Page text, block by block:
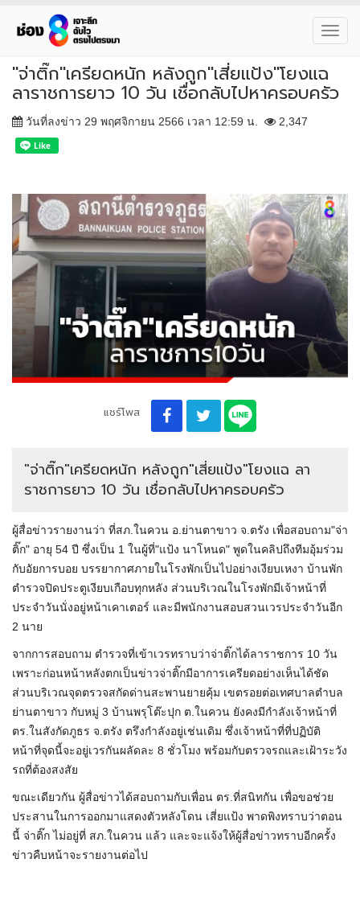
"จ่าติ๊ก"เครียดหนัก หลังถูก"เสี่ยแป้ง"โยงแฉ
ลาราชการยาว 10 วัน เชื่อกลับไปหาครอบครัว
วันที่ลงข่าว 29 พฤศจิกายน 2566 เวลา 12:59 น. 2,347
แชร์โพส
"จ่าติ๊ก"เครียดหนัก หลังถูก"เสี่ยแป้ง"โยงแฉ ลา
ราชการยาว 10 วัน เชื่อกลับไปหาครอบครัว
ผู้สื่อข่าวรายงานว่า ที่สภ.ในควน อ.ย่านตาขาว จ.ตรัง เพื่อสอบถาม"จ่า
ติ๊ก" อายุ 54 ปี ซึ่งเป็น 1 ในผู้ที่"แป้ง นาโหนด" พูดในคลิปถึงทีมอุ้มร่วม
กับอัยการบอย บรรยากาศภายในโรงพักเป็นไปอย่างเงียบเหงา บ้านพัก
ตำรวจปิดประตูเงียบเกือบทุกหลัง ส่วนบริเวณในโรงพักมีเจ้าหน้าที่
ประจำวันนั่งอยู่หน้าเคาเตอร์ และมีพนักงานสอบสวนเวรประจำวันอีก
2 นาย
จากการสอบถาม ตำรวจที่เข้าเวรทราบว่าจ่าติ๊กได้ลาราชการ 10 วัน
เพราะก่อนหน้าหลังตกเป็นข่าวจ่าติ๊กมีอาการเครียดอย่างเห็นได้ชัด
ส่วนบริเวณจุดตรวจสกัดด่านสะพานยายคุ้ม เขตรอยต่อเทศบาลตำบล
ย่านตาขาว กับหมู่ 3 บ้านพรุโต๊ะปุก ต.ในควน ยังคงมีกำลังเจ้าหน้าที่
ตร.ในสังกัดภูธร จ.ตรัง ตรึงกำลังอยู่เช่นเดิม ซึ่งเจ้าหน้าที่ที่ปฏิบัติ
หน้าที่จุดนี้จะอยู่เวรกันผลัดละ 8 ชั่วโมง พร้อมกับตรวจรถและเฝ้าระวัง
รถที่ต้องสงสัย
ขณะเดียวกัน ผู้สื่อข่าวได้สอบถามกับเพื่อน ตร.ที่สนิทกัน เพื่อขอช่วย
ประสานในการออกมาแสดงตัวหลังโดน เสี่ยแป้ง พาดพิงทราบว่าตอน
นี้ จ่าติ๊ก ไม่อยู่ที่ สภ.ในควน แล้ว และจะแจ้งให้ผู้สื่อข่าวทราบอีกครั้ง
ข่าวคืบหน้าจะรายงานต่อไป